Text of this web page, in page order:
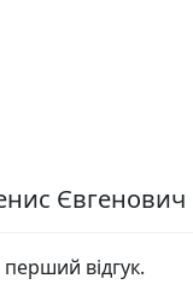
Євгенович
відгук.